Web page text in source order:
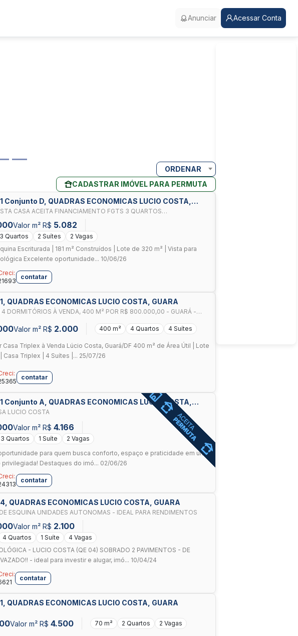
Anunciar Acessar Conta
ORDENAR
CADASTRAR IMÓVEL PARA PERMUTA
Conjunto D, QUADRAS ECONOMICAS LUCIO COSTA,
CASA ACEITA FINANCIAMENTO FGTS 3 QUARTOS
Valor m² R$ 5.082
3 Quartos 2 Suítes
2 Vagas
Escriturada | 181 m² Construídos | Lote de 320 m² | Vista para
Excelente oportunidade... 10/06/26
contatar
QUADRAS ECONOMICAS LUCIO COSTA, GUARA
4 DORMITÓRIOS À VENDA, 400 M² POR R$ 800.000,00 - GUARÁ -
Valor m² R$ 2.000 400 m² 4 Quartos 4 Suítes
Casa Triplex à Venda Lúcio Costa, Guará/DF 400 m² de Área Útil | Lote
Casa Triplex | 4 Suítes |... 25/07/26
contatar
Conjunto A, QUADRAS ECONOMICAS LUCIO COSTA,
LUCIO COSTA
Valor m² R$ 4.166
3 Quartos 1 Suíte
2 Vagas
para quem busca conforto, espaço e praticidade em uma
privilegiada! Destaques do imó... 02/06/26
contatar
QUADRAS ECONOMICAS LUCIO COSTA, GUARA
SOBRADO DE ESQUINA UNIDADES AUTONOMAS - IDEAL PARA RENDIMENTOS
Valor m² R$ 2.100
4 Quartos 1 Suíte
4 Vagas
- LUCIO COSTA (QE 04) SOBRADO 2 PAVIMENTOS - DE
- ideal para investir e alugar, imó... 10/04/24
contatar
QUADRAS ECONOMICAS LUCIO COSTA, GUARA
Valor m² R$ 4.500 70 m² 2 Quartos 2 Vagas